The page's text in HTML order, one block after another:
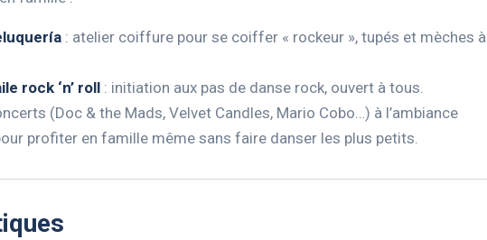
: atelier coiffure pour se coiffer « rockeur », tupés et mèches à
rock ‘n’ roll : initiation aux pas de danse rock, ouvert à tous.
(Doc & the Mads, Velvet Candles, Mario Cobo…) à l’ambiance
profiter en famille même sans faire danser les plus petits.